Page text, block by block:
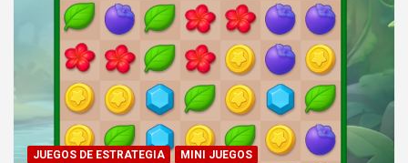
JUEGOS DE ESTRATEGIA MINI JUEGOS